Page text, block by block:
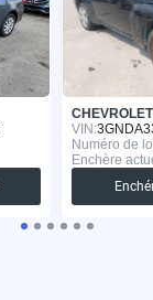
VIN:
Numéro de
Enchère